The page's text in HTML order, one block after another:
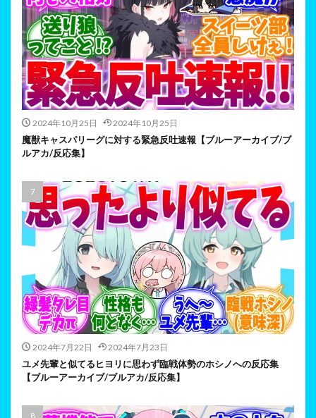
2024年10月25日 2024年10月25日
魔獣キャスパリーグに対する緊急反吐速報【ブルーアーカイブ/ブ
ルアカ/反応集】
2024年7月22日 2024年7月23日
ユメ先輩と似てるヒヨリに思わず臨戦体勢のホシノへの反応集
【ブルーアーカイブ/ブルアカ/反応集】